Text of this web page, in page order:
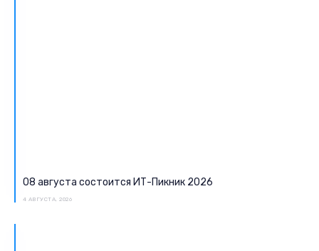
08 августа состоится ИТ-Пикник 2026
4 АВГУСТА, 2026